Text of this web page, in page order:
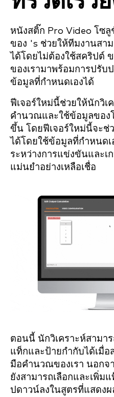
หนังสติ๊ก Pro Video โซ
ของ 's ช่วยให้ทีมงานสา
ได้โดยไม่ต้องใช้สคริปต์
ของเรามาพร้อมการปรับ
ข้อมูลที่กำหนดเองได้
ฟีเจอร์ใหม่นี้ช่วยให้นักวิเ
คำนวณและใช้ข้อมูลของ
ขึ้น โดยฟีเจอร์ใหม่นี้จะช่
ได้โดยใช้ข้อมูลที่กำหนด
ระหว่างการแข่งขันและเ
แม่นยำอย่างเหลือเชื่อ
ตอนนี้ นักวิเคราะห์สามา
แท็กและป้ายกำกับได้เมื่อ
มือคำนวณของเรา นอกจ
ยังสามารถเลือกและเพิ่ม
ปดาวน์ลงในสูตรที่แสดง